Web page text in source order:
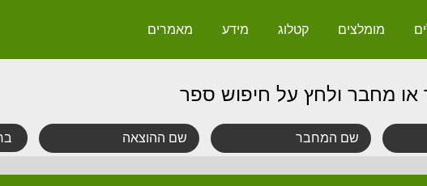
מומלצים קטלוג מידע מאמרים
מחבר ולחץ על חיפוש ספר